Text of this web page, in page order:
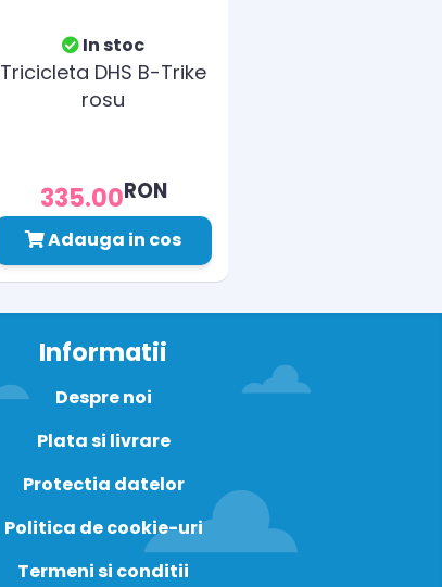
In stoc
Tricicleta DHS B-Trike
rosu
335.00RON
Adauga in cos
Informatii
Despre noi
Plata si livrare
Protectia datelor
Politica de cookie-uri
Termeni si conditii